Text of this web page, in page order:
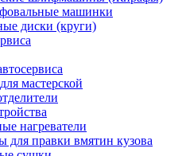
машинки
диски (круги)
мастерской
нагреватели
для правки вмятин кузова